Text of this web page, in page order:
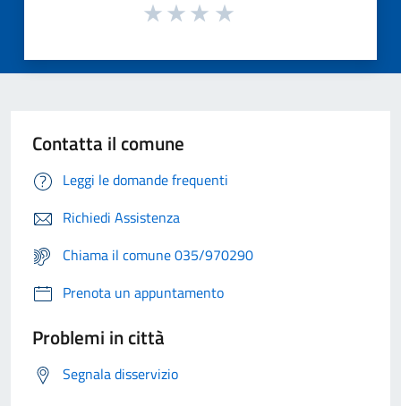
Contatta il comune
Leggi le domande frequenti
Richiedi Assistenza
Chiama il comune 035/970290
Prenota un appuntamento
Problemi in città
Segnala disservizio